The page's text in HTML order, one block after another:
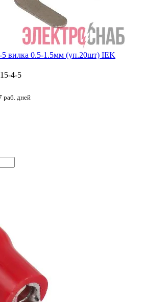
вилка 0.5-1.5мм (уп.20шт) IEK
4-5
раб. дней